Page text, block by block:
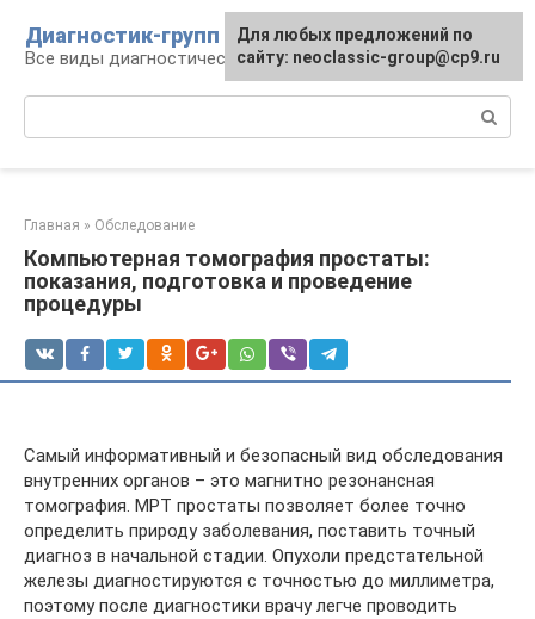
контенту
Диагностик-групп
Все виды диагностических манипуляций
Главная » Обследование
Компьютерная томография простаты:
показания, подготовка и проведение
процедуры
Самый информативный и безопасный вид обследования
внутренних органов – это магнитно резонансная
томография. МРТ простаты позволяет более точно
определить природу заболевания, поставить точный
диагноз в начальной стадии. Опухоли предстательной
железы диагностируются с точностью до миллиметра,
поэтому после диагностики врачу легче проводить
Для любых предложений по
сайту: neoclassic-group@cp9.ru